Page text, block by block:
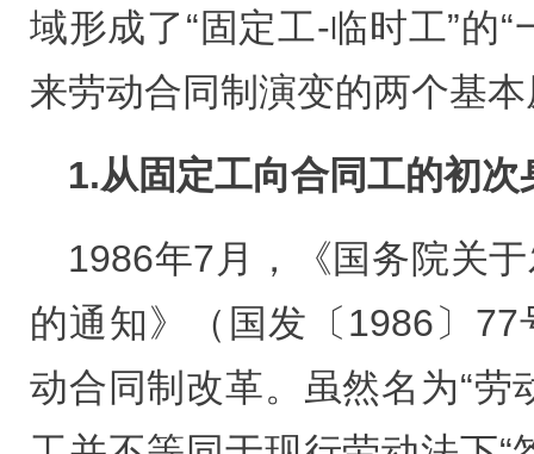
域形成了“固定工-临时工”的
来劳动合同制演变的两个基
1.从固定工向合同工的初次
1986年7月，《国务院关
的通知》（国发〔1986〕
动合同制改革。虽然名为“劳